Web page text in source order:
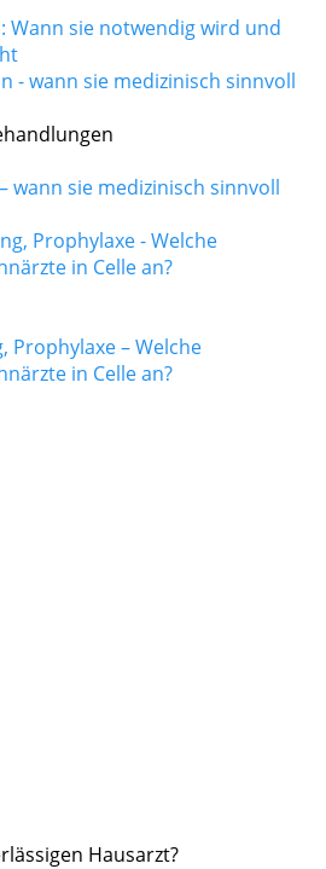
sie notwendig wird und
wann sie medizinisch sinnvoll
Prophylaxe – Welche
in Celle an?
Hausarzt?